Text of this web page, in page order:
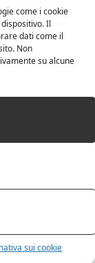
come i cookie
Il
dati come il
Non
su alcune
sui cookie
x 78 cm